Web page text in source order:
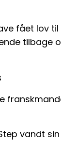
fået lov til
tilbage
vandt